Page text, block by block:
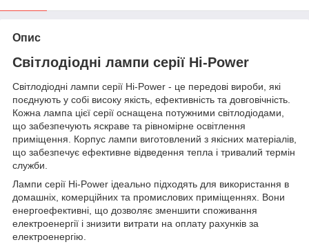
Опис
Світлодіодні лампи серії Hi-Power
Світлодіодні лампи серії Hi-Power - це передові вироби, які
поєднують у собі високу якість, ефективність та довговічність.
Кожна лампа цієї серії оснащена потужними світлодіодами,
що забезпечують яскраве та рівномірне освітлення
приміщення. Корпус лампи виготовлений з якісних матеріалів,
що забезпечує ефективне відведення тепла і тривалий термін
служби.
Лампи серії Hi-Power ідеально підходять для використання в
домашніх, комерційних та промислових приміщеннях. Вони
енергоефективні, що дозволяє зменшити споживання
електроенергії і знизити витрати на оплату рахунків за
електроенергію.